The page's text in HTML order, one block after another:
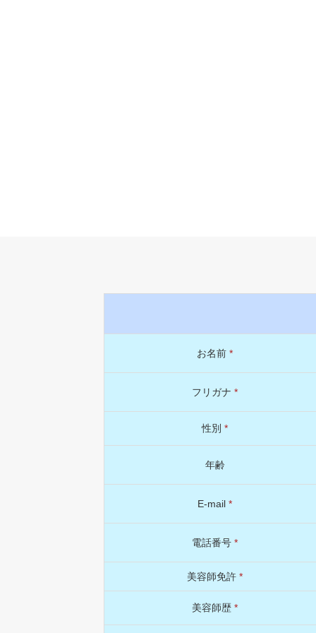
お名前 *
フリガナ *
性別 *
年齢
E-mail *
電話番号 *
美容師免許 *
美容師歴 *